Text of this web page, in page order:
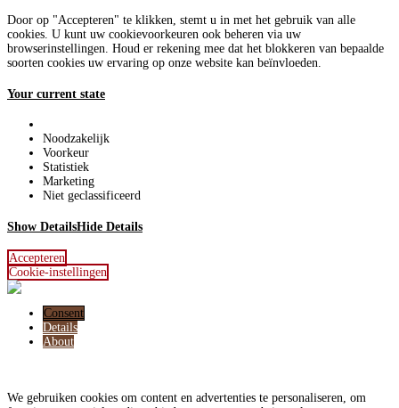
Door op "Accepteren" te klikken, stemt u in met het gebruik van alle
cookies. U kunt uw cookievoorkeuren ook beheren via uw
browserinstellingen. Houd er rekening mee dat het blokkeren van bepaalde
soorten cookies uw ervaring op onze website kan beïnvloeden.
Your current state
Noodzakelijk
Voorkeur
Statistiek
Marketing
Niet geclassificeerd
Show DetailsHide Details
Accepteren
Cookie-instellingen
Consent
Details
About
We gebruiken cookies om content en advertenties te personaliseren, om